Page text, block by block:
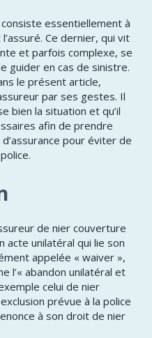
essentiellement à
Ce dernier, qui vit
et parfois complexe, se
guider en cas de sinistre.
le présent article,
par ses gestes. Il
bien la situation et qu’il
afin de prendre
pour éviter de
de nier couverture
acte unilatéral qui lie son
appelée « waiver »,
l’« abandon unilatéral et
celui de nier
prévue à la police
à son droit de nier